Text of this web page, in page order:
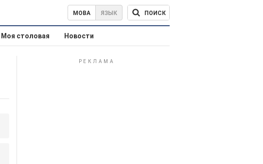
МОВА ЯЗЫК ПОИСК
Моя столовая Новости